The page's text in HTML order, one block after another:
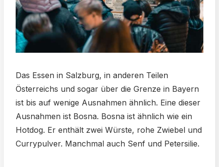
Das Essen in Salzburg, in anderen Teilen
Österreichs und sogar über die Grenze in Bayern
ist bis auf wenige Ausnahmen ähnlich. Eine dieser
Ausnahmen ist Bosna. Bosna ist ähnlich wie ein
Hotdog. Er enthält zwei Würste, rohe Zwiebel und
Currypulver. Manchmal auch Senf und Petersilie.